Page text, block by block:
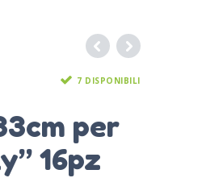
7 DISPONIBILI
per
16pz